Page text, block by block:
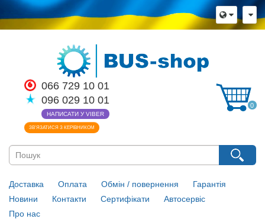
066 729 10 01
096 029 10 01
НАПИСАТИ У VIBER
ЗВ’ЯЗАТИСЯ З КЕРІВНИКОМ
0
Доставка Оплата Обмін / повернення
Гарантія
Новини
Контакти Сертифікати
Автосервіс
Про нас